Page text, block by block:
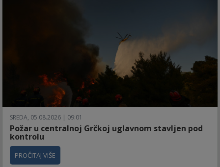
SREDA, 05.08.2026 | 09:01
Požar u centralnoj Grčkoj uglavnom stavljen pod
kontrolu
PROČITAJ VIŠE